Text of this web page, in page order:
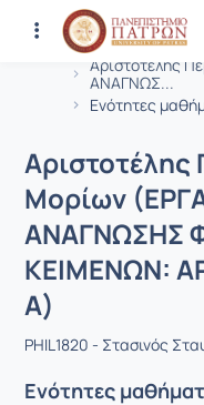
Αρχική Σελίδα
Αριστοτέλης
ΑΝΑΓΝΩΣ...
Ενότητες
Μάθημα :
Κωδικός :
Μορίων
ΑΝΑΓΝΩΣΗΣ
ΚΕΙΜΕΝΩΝ:
Α)
PHIL1820 - Στασινός
Ενότητες